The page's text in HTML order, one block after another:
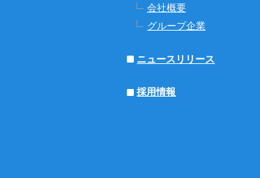
会社概要
グループ企業
ニュースリリース
採用情報